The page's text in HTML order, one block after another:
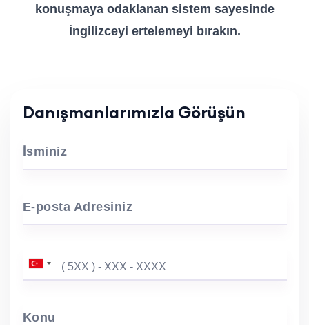
konuşmaya odaklanan sistem sayesinde
İngilizceyi ertelemeyi bırakın.
Danışmanlarımızla Görüşün
İsminiz
E-posta Adresiniz
Konu